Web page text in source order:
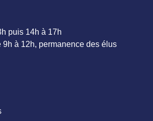
puis 14h à 17h
9h à 12h, permanence des élus